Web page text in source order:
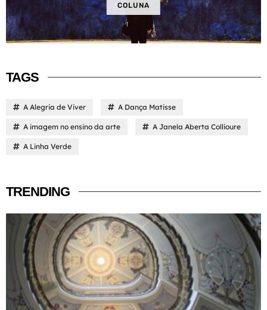
COLUNA
TAGS
A Alegria de Viver A Dança Matisse
A imagem no ensino da arte A Janela Aberta Collioure
A Linha Verde
TRENDING